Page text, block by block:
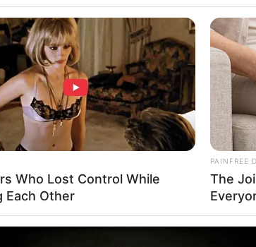
Who Lost Control While
Each Other
PAINFREE
The